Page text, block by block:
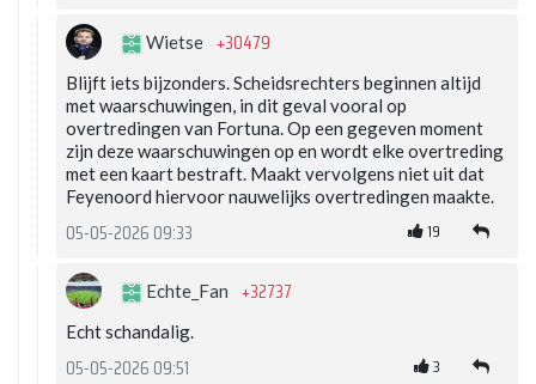
Wietse +30479
Blijft iets bijzonders. Scheidsrechters beginnen altijd
met waarschuwingen, in dit geval vooral op
overtredingen van Fortuna. Op een gegeven moment
zijn deze waarschuwingen op en wordt elke overtreding
met een kaart bestraft. Maakt vervolgens niet uit dat
Feyenoord hiervoor nauwelijks overtredingen maakte.
05-05-2026 09:33 19
Echte_Fan +32737
Echt schandalig.
05-05-2026 09:51 3